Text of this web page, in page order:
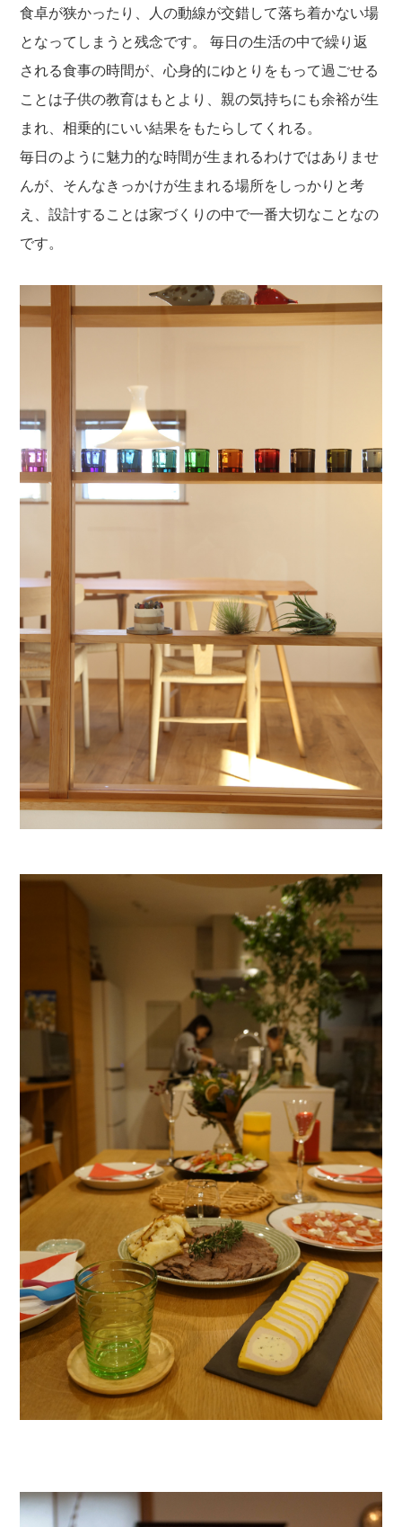
食卓が狭かったり、人の動線が交錯して落ち着かない場
となってしまうと残念です。 毎日の生活の中で繰り返
される食事の時間が、心身的にゆとりをもって過ごせる
ことは子供の教育はもとより、親の気持ちにも余裕が生
まれ、相乗的にいい結果をもたらしてくれる。
毎日のように魅力的な時間が生まれるわけではありませ
んが、そんなきっかけが生まれる場所をしっかりと考
え、設計することは家づくりの中で一番大切なことなの
です。